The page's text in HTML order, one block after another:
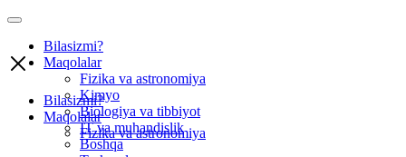
Bilasizmi?
Maqolalar
Fizika va astronomiya
Kimyo
Biologiya va tibbiyot
IT va muhandislik
Boshqa
Bilasizmi?
Maqolalar
Fizika va astronomiya